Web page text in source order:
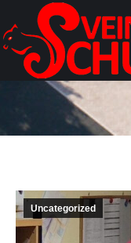
Uncategorized